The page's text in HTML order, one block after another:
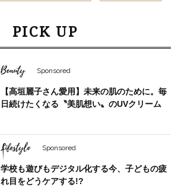
PICK UP
Beauty Sponsored
【高垣麗子さん愛用】未来の肌のために。毎
日続けたくなる〝美肌想い〟のUVクリーム
Lifestyle Sponsored
学校も遊びもデジタル化する今、子どもの疲
れ目をどうケアする!?